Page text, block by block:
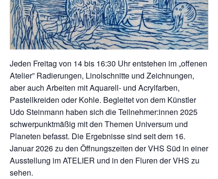
Jeden Freitag von 14 bis 16:30 Uhr entstehen im „offenen
Atelier” Radierungen, Linolschnitte und Zeichnungen,
aber auch Arbeiten mit Aquarell- und Acrylfarben,
Pastellkreiden oder Kohle. Begleitet von dem Künstler
Udo Steinmann haben sich die Teilnehmer:innen 2025
schwerpunktmäßig mit den Themen Universum und
Planeten befasst. Die Ergebnisse sind seit dem 16.
Januar 2026 zu den Öffnungszeiten der VHS Süd in einer
Ausstellung im ATELIER und in den Fluren der VHS zu
sehen.